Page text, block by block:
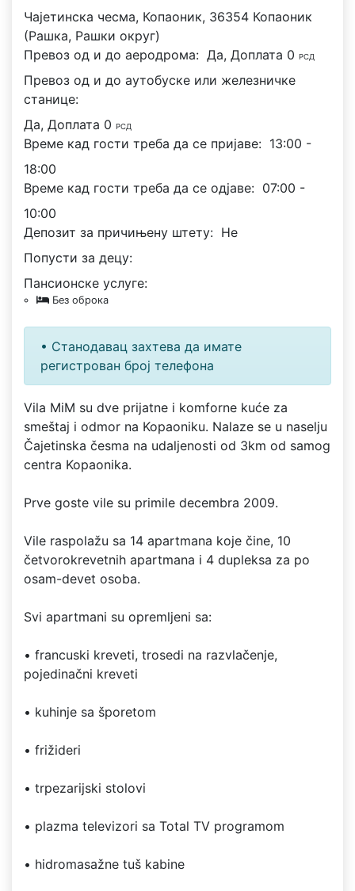
Чајетинска чесма, Копаоник, 36354 Копаоник
(Рашка, Рашки округ)
Превоз од и до аеродрома: Да, Доплата 0 РСД
Превоз од и до аутобуске или железничке
станице:
Да, Доплата 0 РСД
Време кад гости треба да се пријаве: 13:00 -
18:00
Време кад гости треба да се одјаве: 07:00 -
10:00
Депозит за причињену штету: Не
Попусти за децу:
Пансионске услуге:
Без оброка
• Станодавац захтева да имате
регистрован број телефона
Vila MiM su dve prijatne i komforne kuće za
smeštaj i odmor na Kopaoniku. Nalaze se u naselju
Čajetinska česma na udaljenosti od 3km od samog
centra Kopaonika.
Prve goste vile su primile decembra 2009.
Vile raspolažu sa 14 apartmana koje čine, 10
četvorokrevetnih apartmana i 4 dupleksa za po
osam-devet osoba.
Svi apartmani su opremljeni sa:
• francuski kreveti, trosedi na razvlačenje,
pojedinačni kreveti
• kuhinje sa šporetom
• frižideri
• trpezarijski stolovi
• plazma televizori sa Total TV programom
• hidromasažne tuš kabine